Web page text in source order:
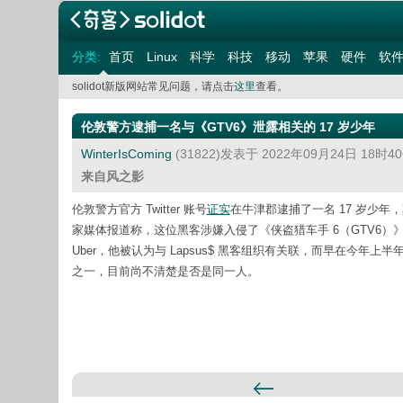
分类: 首页 Linux 科学 科技 移动 苹果 硬件 软件
solidot新版网站常见问题，请点击这里查看。
伦敦警方逮捕一名与《GTV6》泄露相关的 17 岁少年
WinterIsComing (31822)发表于 2022年09月24日 18时
来自风之影
伦敦警方官方 Twitter 账号证实在牛津郡逮捕了一名 17 岁少年
家媒体报道称，这位黑客涉嫌入侵了《侠盗猎车手 6（GTV6
Uber，他被认为与 Lapsus$ 黑客组织有关联，而早在今年上半
之一，目前尚不清楚是否是同一人。